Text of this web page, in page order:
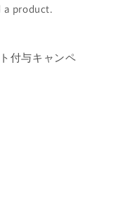
a product.
付与キャンペ